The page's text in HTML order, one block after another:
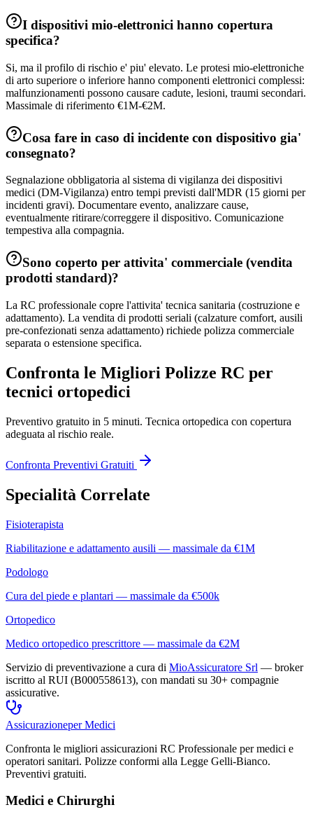
I dispositivi mio-elettronici hanno copertura
specifica?
Si, ma il profilo di rischio e' piu' elevato. Le protesi mio-elettroniche
di arto superiore o inferiore hanno componenti elettronici complessi:
malfunzionamenti possono causare cadute, lesioni, traumi secondari.
Massimale di riferimento €1M-€2M.
Cosa fare in caso di incidente con dispositivo gia'
consegnato?
Segnalazione obbligatoria al sistema di vigilanza dei dispositivi
medici (DM-Vigilanza) entro tempi previsti dall'MDR (15 giorni per
incidenti gravi). Documentare evento, analizzare cause,
eventualmente ritirare/correggere il dispositivo. Comunicazione
tempestiva alla compagnia.
Sono coperto per attivita' commerciale (vendita
prodotti standard)?
La RC professionale copre l'attivita' tecnica sanitaria (costruzione e
adattamento). La vendita di prodotti seriali (calzature comfort, ausili
pre-confezionati senza adattamento) richiede polizza commerciale
separata o estensione specifica.
Confronta le Migliori Polizze RC per
tecnici ortopedici
Preventivo gratuito in 5 minuti. Tecnica ortopedica con copertura
adeguata al rischio reale.
Confronta Preventivi Gratuiti
Specialità Correlate
Fisioterapista
Riabilitazione e adattamento ausili — massimale da €1M
Podologo
Cura del piede e plantari — massimale da €500k
Ortopedico
Medico ortopedico prescrittore — massimale da €2M
Servizio di preventivazione a cura di MioAssicuratore Srl — broker
iscritto al RUI (B000558613), con mandati su 30+ compagnie
assicurative.
Assicurazioneper Medici
Confronta le migliori assicurazioni RC Professionale per medici e
operatori sanitari. Polizze conformi alla Legge Gelli-Bianco.
Preventivi gratuiti.
Medici e Chirurghi